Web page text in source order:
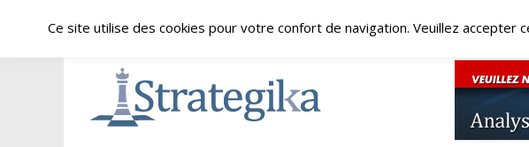
content
vendredi, août 7, 2026
Strategika
Expertise
Ce site utilise des cookies pour votre confort de navigation. Veuillez accepter